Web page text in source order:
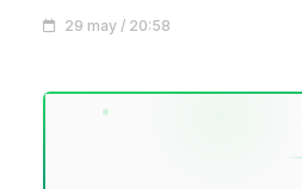
29 may / 20:58